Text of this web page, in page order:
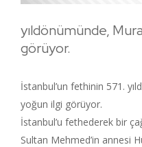
yıldönümünde,
görüyor.
İstanbul’un fethinin 571.
yoğun ilgi görüyor.
İstanbul’u fethederek bir
Sultan Mehmed’in annesi